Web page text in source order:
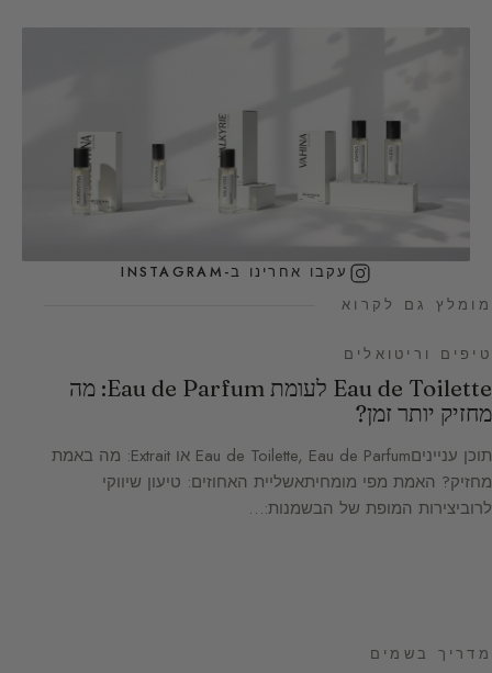
עקבו אחרינו ב-INSTAGRAM
מומלץ גם לקרוא
טיפים וריטואלים
Eau de Toilette לעומת Eau de Parfum: מה
מחזיק יותר זמן?
תוכן ענייניםEau de Toilette, Eau de Parfum או Extrait: מה באמת
מחזיק? האמת מפי מומחיתאשליית האחוזים: טיעון שיווקי
לרוביצירות המופת של הבשמנות:…
מדריך בשמים